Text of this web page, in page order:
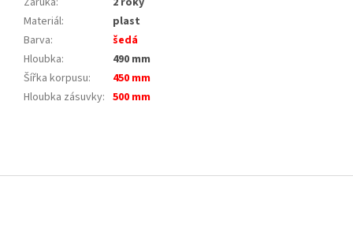
Materiál:
plast
Barva:
šedá
Hloubka:
490 mm
Šířka korpusu:
450 mm
Hloubka zásuvky: 500 mm
á